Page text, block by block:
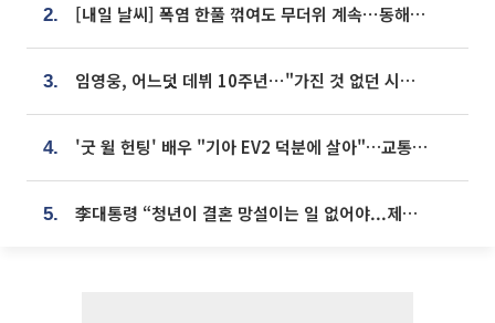
2. [내일 날씨] 폭염 한풀 꺾여도 무더위 계속⋯동해안 이틀 연속 비
3. 임영웅, 어느덧 데뷔 10주년⋯"가진 것 없던 시절, 내 앞엔 20명의 팬뿐"
4. '굿 윌 헌팅' 배우 "기아 EV2 덕분에 살아"…교통사고 후 안전성 극찬
5. 李대통령 “청년이 결혼 망설이는 일 없어야...제도상 불이익 조사”